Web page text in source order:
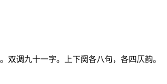
双调九十一字。上下阕各八句，各四仄韵。